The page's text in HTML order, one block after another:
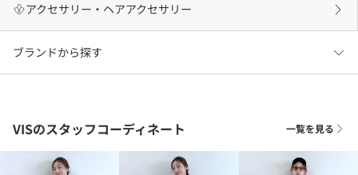
アクセサリー・ヘアアクセサリー
ブランドから探す
VISのスタッフコーディネート 一覧を見る